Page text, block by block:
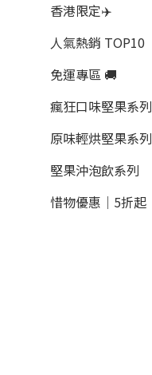
香港限定✈️
人氣熱銷 TOP10
免運專區 🚚
瘋狂口味堅果系列
原味輕烘堅果系列
堅果沖泡飲系列
惜物優惠｜5折起